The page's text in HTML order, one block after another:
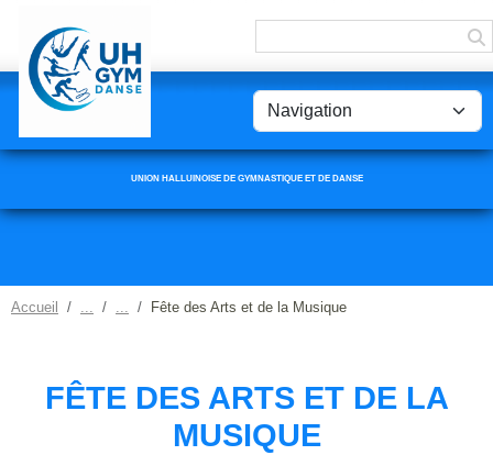
UNION HALLUINOISE DE GYMNASTIQUE ET DE DANSE
Accueil Fête des Arts et de la Musique
FÊTE DES ARTS ET DE LA
MUSIQUE